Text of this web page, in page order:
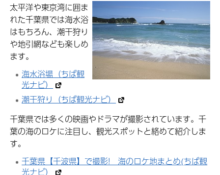
太平洋や東京湾に囲ま
れた千葉県では海水浴
はもちろん、潮干狩り
や地引網なども楽しめ
ます。
海水浴場（ちば観
光ナビ）
潮干狩り（ちば観光ナビ）
千葉県では多くの映画やドラマが撮影されています。千
葉の海のロケに注目し、観光スポットと絡めて紹介しま
す。
千葉県【千波県】で撮影! 海のロケ地まとめ(ちば観
光ナビ）